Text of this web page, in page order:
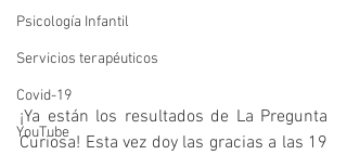
Psicología Infantil
Servicios terapéuticos
Covid-19
YouTube
¡Ya están los resultados de La Pregunta
Curiosa! Esta vez doy las gracias a las 19